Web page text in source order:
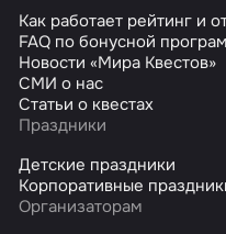
Как работает рейтинг и
FAQ по бонусной
Новости «Мира Квестов»
СМИ о нас
Статьи о квестах
Праздники
Детские праздники
Корпоративные
Организаторам